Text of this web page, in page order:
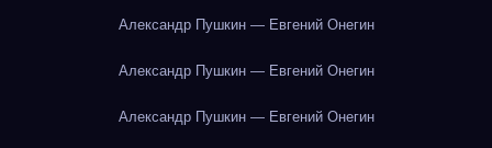
Александр Пушкин — Евгений Онегин
Александр Пушкин — Евгений Онегин
Александр Пушкин — Евгений Онегин